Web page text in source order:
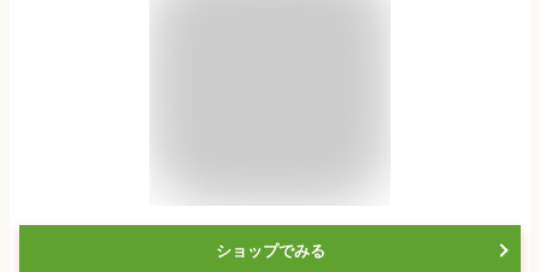
ショップでみる